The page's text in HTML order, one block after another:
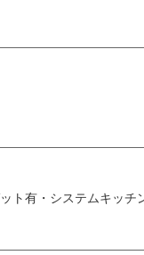
有・システムキッチ